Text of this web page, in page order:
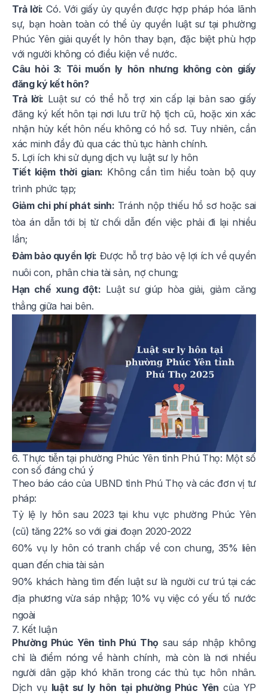
Trả lời: Có. Với giấy ủy quyền được hợp pháp hóa lãnh
sự, bạn hoàn toàn có thể ủy quyền luật sư tại phường
Phúc Yên giải quyết ly hôn thay bạn, đặc biệt phù hợp
với người không có điều kiện về nước.
Câu hỏi 3: Tôi muốn ly hôn nhưng không còn giấy
đăng ký kết hôn?
Trả lời: Luật sư có thể hỗ trợ xin cấp lại bản sao giấy
đăng ký kết hôn tại nơi lưu trữ hộ tịch cũ, hoặc xin xác
nhận hủy kết hôn nếu không có hồ sơ. Tuy nhiên, cần
xác minh đầy đủ qua các thủ tục hành chính.
5. Lợi ích khi sử dụng dịch vụ luật sư ly hôn
Tiết kiệm thời gian: Không cần tìm hiểu toàn bộ quy
trình phức tạp;
Giảm chi phí phát sinh: Tránh nộp thiếu hồ sơ hoặc sai
tòa án dẫn tới bị từ chối dẫn đến việc phải đi lại nhiều
lần;
Đảm bảo quyền lợi: Được hỗ trợ bảo vệ lợi ích về quyền
nuôi con, phân chia tài sản, nợ chung;
Hạn chế xung đột: Luật sư giúp hòa giải, giảm căng
thẳng giữa hai bên.
6. Thực tiễn tại phường Phúc Yên tỉnh Phú Thọ: Một số
con số đáng chú ý
Theo báo cáo của UBND tỉnh Phú Thọ và các đơn vị tư
pháp:
Tỷ lệ ly hôn sau 2023 tại khu vực phường Phúc Yên
(cũ) tăng 22% so với giai đoạn 2020-2022
60% vụ ly hôn có tranh chấp về con chung, 35% liên
quan đến chia tài sản
90% khách hàng tìm đến luật sư là người cư trú tại các
địa phương vừa sáp nhập; 10% vụ việc có yếu tố nước
ngoài
7. Kết luận
Phường Phúc Yên tỉnh Phú Thọsau sáp nhập không
chỉ là điểm nóng về hành chính, mà còn là nơi nhiều
người dân gặp khó khăn trong các thủ tục hôn nhân.
Dịch vụ luật sư ly hôn tại phường Phúc Yên của YP